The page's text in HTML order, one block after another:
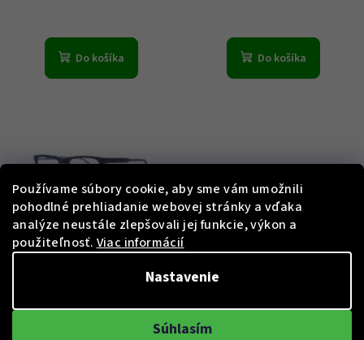
Používame súbory cookie, aby sme vám umožnili
pohodlné prehliadanie webovej stránky a vďaka
analýze neustále zlepšovali jej funkcie, výkon a
použiteľnosť. Viac informácií
Nastavenie
Súhlasím
Do košíka Do košíka
dioptrické okuliare TB1722
€29
KÓD: TB1722 54001
dioptrické okuliare PJ3280
€29